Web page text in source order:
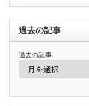
過去の記事
過去の記事